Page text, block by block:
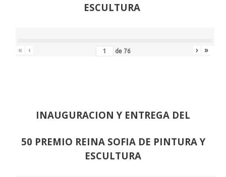
ESCULTURA
« ‹ de 76 › »
INAUGURACION Y ENTREGA DEL
50 PREMIO REINA SOFIA DE PINTURA Y
ESCULTURA